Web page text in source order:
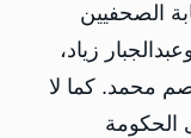
الصحفيين
زياد،
محمد. كما لا
الحكومة